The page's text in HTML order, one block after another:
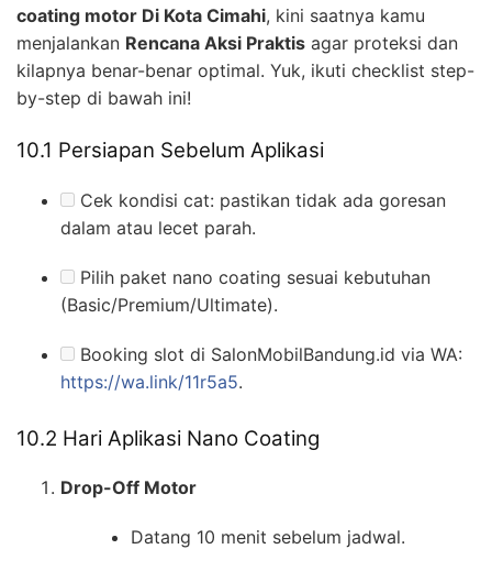
coating motor Di Kota Cimahi, kini saatnya kamu
menjalankan Rencana Aksi Praktis agar proteksi dan
kilapnya benar-benar optimal. Yuk, ikuti checklist step-
by-step di bawah ini!
10.1 Persiapan Sebelum Aplikasi
Cek kondisi cat: pastikan tidak ada goresan
dalam atau lecet parah.
Pilih paket nano coating sesuai kebutuhan
(Basic/Premium/Ultimate).
Booking slot di SalonMobilBandung.id via WA:
https://wa.link/11r5a5.
10.2 Hari Aplikasi Nano Coating
Drop-Off Motor
Datang 10 menit sebelum jadwal.